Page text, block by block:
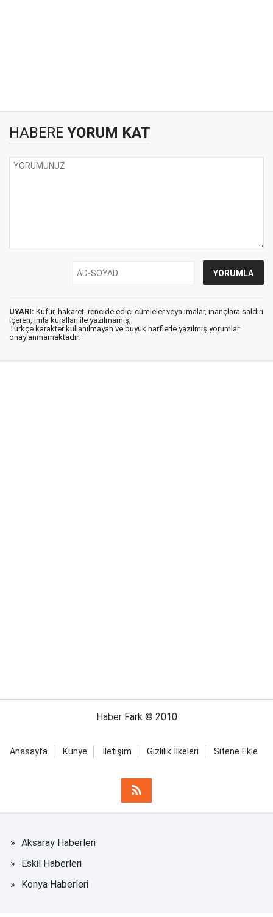
HABERE YORUM KAT
UYARI: Küfür, hakaret, rencide edici cümleler veya imalar, inançlara saldırı
içeren, imla kuralları ile yazılmamış,
Türkçe karakter kullanılmayan ve büyük harflerle yazılmış yorumlar
onaylanmamaktadır.
Haber Fark © 2010
Anasayfa Künye İletişim Gizlilik İlkeleri Sitene Ekle
Aksaray Haberleri
Eskil Haberleri
Konya Haberleri